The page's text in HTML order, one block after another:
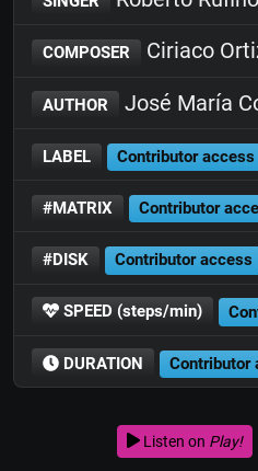
COMPOSER Ciriaco
AUTHOR José María
LABEL Contributor access
#MATRIX Contributor
#DISK Contributor access
SPEED (steps/min)
DURATION Contributor
Listen on Play!